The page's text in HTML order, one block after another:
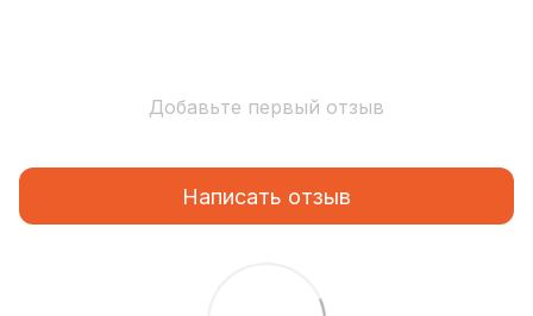
Добавьте первый отзыв
Написать отзыв